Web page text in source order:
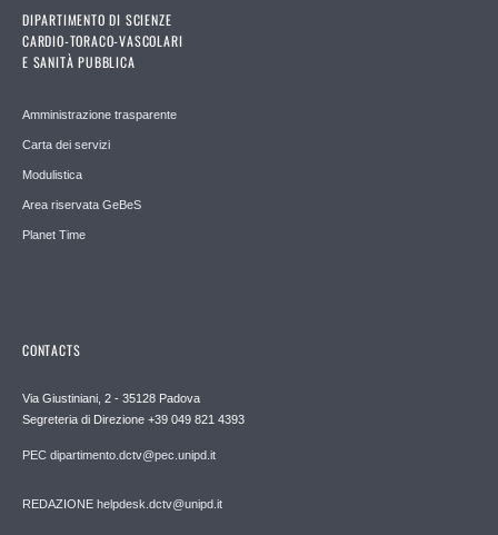
DIPARTIMENTO DI SCIENZE
CARDIO-TORACO-VASCOLARI
E SANITÀ PUBBLICA
Amministrazione trasparente
Carta dei servizi
Modulistica
Area riservata GeBeS
Planet Time
CONTACTS
Via Giustiniani, 2 - 35128 Padova
Segreteria di Direzione +39 049 821 4393
PEC dipartimento.dctv@pec.unipd.it
REDAZIONE helpdesk.dctv@unipd.it